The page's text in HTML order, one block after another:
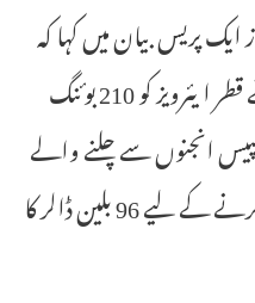
پریس بیان میں کہا کہ
بوئنگ اور جی ای ایرو اسپیس نے قطر ایئرویز کو 210 بوئنگ
انجنوں سے چلنے والے
777 ایکس طیارے تک فروخت کرنے کے لیے 96 بلین ڈالر کا